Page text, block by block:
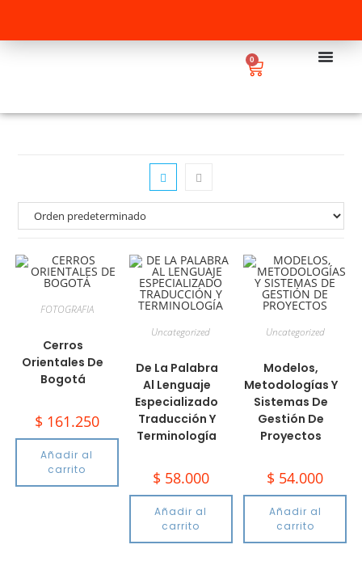
0
FOTOGRAFIA
Cerros
Orientales De
Bogotá
$ 161.250
Añadir al
carrito
Uncategorized
De La Palabra
Al Lenguaje
Especializado
Traducción Y
Terminología
$ 58.000
Añadir al
carrito
Uncategorized
Modelos,
Metodologías Y
Sistemas De
Gestión De
Proyectos
$ 54.000
Añadir al
carrito